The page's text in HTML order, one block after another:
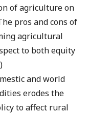
of agriculture on
pros and cons of
agricultural
to both equity
and world
erodes the
to affect rural